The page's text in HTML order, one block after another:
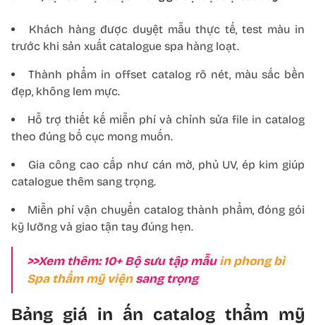
Khách hàng được duyệt mẫu thực tế, test màu in
trước khi sản xuất catalogue spa hàng loạt.
Thành phẩm in offset catalog rõ nét, màu sắc bền
đẹp, không lem mực.
Hỗ trợ thiết kế miễn phí và chỉnh sửa file in catalog
theo đúng bố cục mong muốn.
Gia công cao cấp như cán mờ, phủ UV, ép kim giúp
catalogue thêm sang trọng.
Miễn phí vận chuyển catalog thành phẩm, đóng gói
kỹ lưỡng và giao tận tay đúng hẹn.
>>Xem thêm: 10+ Bộ sưu tập mẫuin phong bì
Spa thẩm mỹ việnsang trọng
Bảng giá in ấn catalog thẩm mỹ